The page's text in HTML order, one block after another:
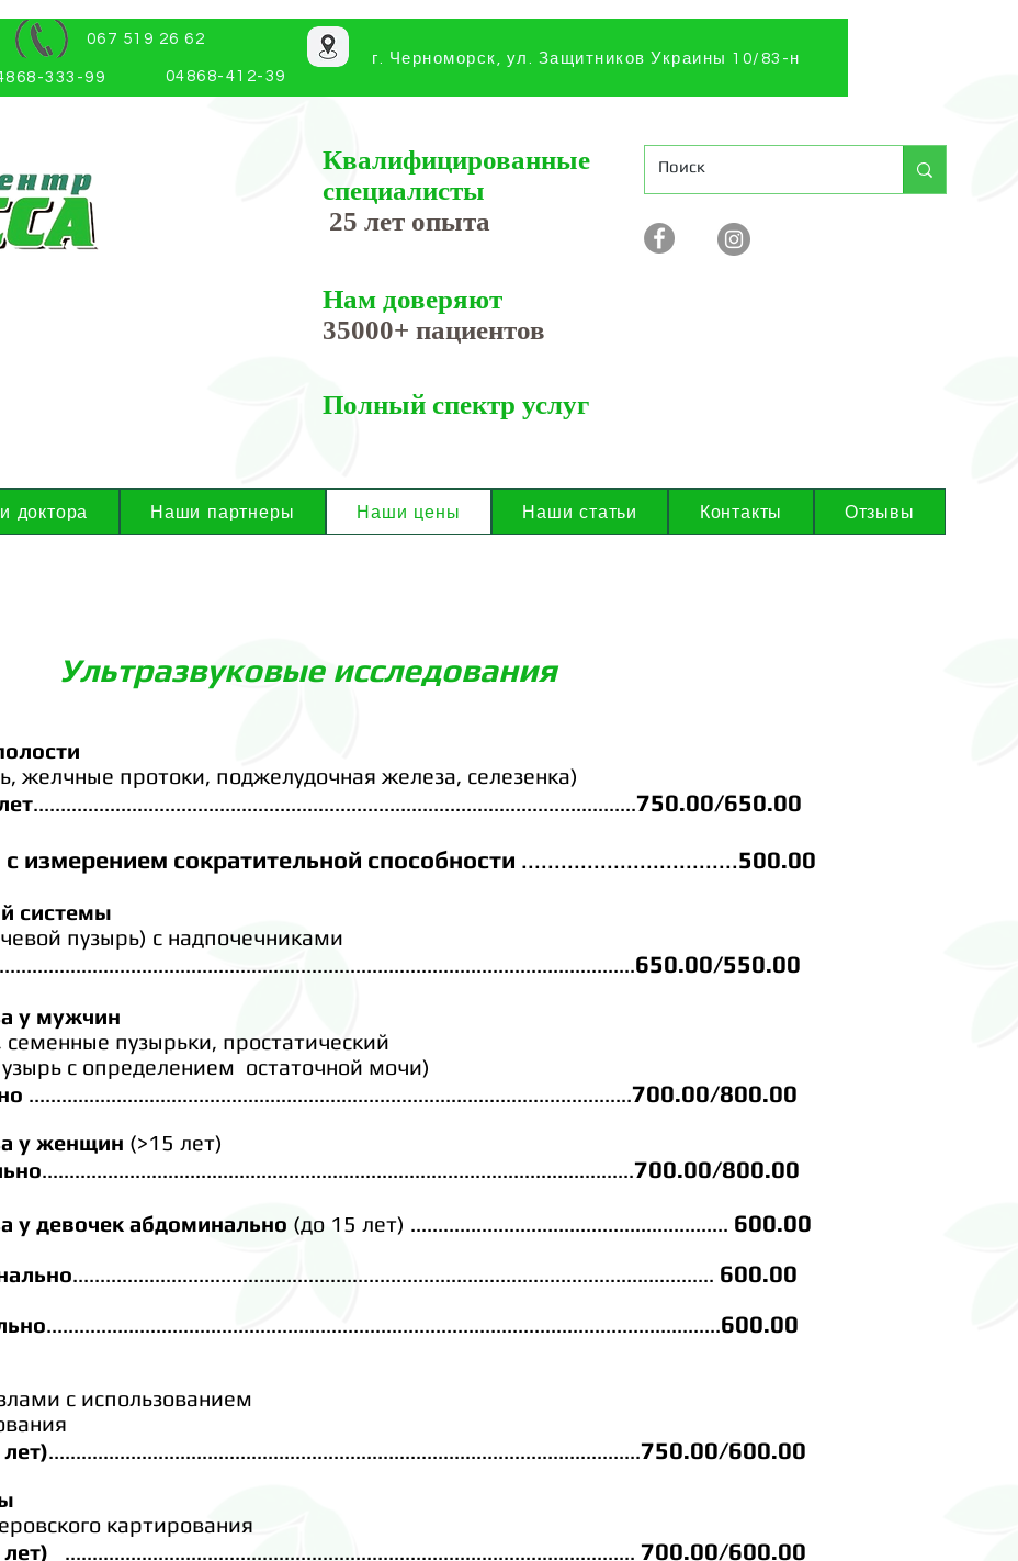
067 519 26 62
333-99 04868-412-39
г. Черноморск, ул. Защитников Украины 10/83-н
Квалифицированные
специалисты
25 лет опыта
Нам доверяют
35000+ пациентов
Полный спектр услуг
доктора Наши партнеры Наши цены Наши статьи Контакты Отзывы
Ультразвуковые исследования
желчные протоки, поджелудочная железа, селезенка)
..............................................................................................................750.00/650.00
измерением сократительной способности .................................500.00
системы
пузырь) с надпочечниками
650.00/550.00
у мужчин
семенные пузырьки, простатический
с определением остаточной мочи)
..............................................................................................................700.00/800.00
у женщин (>15 лет)
............................................................................................................700.00/800.00
у девочек абдоминально (до 15 лет) .......................................................... 600.00
..................................................................................................................... 600.00
...........................................................................................................................600.00
с использованием
............................................................................................................750.00/600.00
картирования
........................................................................................................ 700.00/600.00